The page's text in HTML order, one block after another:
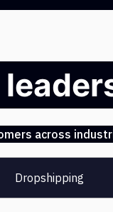
across
Dropshipping